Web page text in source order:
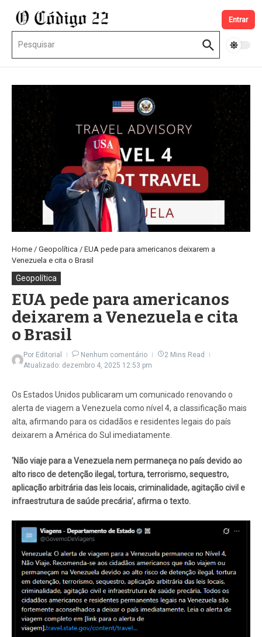
Entrar
Home / Geopolítica / EUA pede para americanos deixarem a
Venezuela e cita o Brasil
Geopolítica
EUA pede para americanos
deixarem a Venezuela e cita
o Brasil
Por Editorial Nenhum comentário
2 Mins Read
Atualizado: dezembro 4, 2025 12:53 pm
Os Estados Unidos publicaram um comunicado renovando o
alerta de viagem a Venezuela como nível 4, a classificação mais
alta, afirmando para os cidadãos e residentes legais do país
deixarem a América do Sul imediatamente.
‘Não viaje para a Venezuela nem permaneça no país devido ao
alto risco de detenção ilegal, tortura, terrorismo, sequestro,
aplicação arbitrária das leis locais, criminalidade, agitação civil e
infraestrutura de saúde precária’, afirma o texto.